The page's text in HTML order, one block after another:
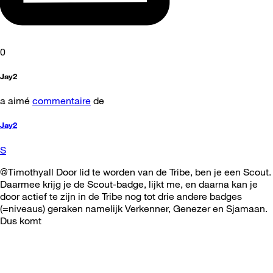
0
Jay2
a aimé commentaire de
Jay2
S
@Timothyall Door lid te worden van de Tribe, ben je een Scout.
Daarmee krijg je de Scout-badge, lijkt me, en daarna kan je
door actief te zijn in de Tribe nog tot drie andere badges
(=niveaus) geraken namelijk Verkenner, Genezer en Sjamaan.
Dus komt